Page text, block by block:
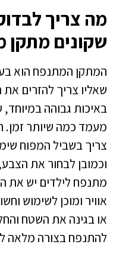
מה צריך
שקונים מתקן
המתקן המתנפח הוא
שאליו צריך להזרים את
באיכות גבוהה
מעמד כמה שיותר
צריך בשביל המפוח
וכמובן לבחור את
מתנפח לילדים יש את
אוויר ומוכן לשימוש
או בגינה את השטח
להתנפח בצורה מלאה